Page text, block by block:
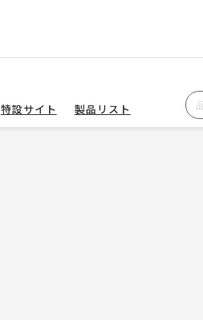
特設サイト 製品リスト